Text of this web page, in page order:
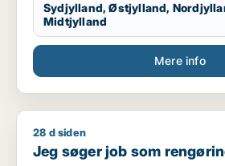
Sydjylland, Østjylland,
Midtjylland
Mere info
Jeg søger job som
28 d siden
Jeg søger job som